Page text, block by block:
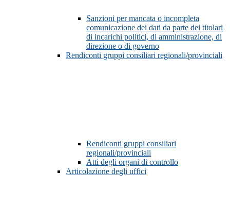
Sanzioni per mancata o incompleta
comunicazione dei dati da parte dei titolari
di incarichi politici, di amministrazione, di
direzione o di governo
Rendiconti gruppi consiliari regionali/provinciali
Rendiconti gruppi consiliari
regionali/provinciali
Atti degli organi di controllo
Articolazione degli uffici